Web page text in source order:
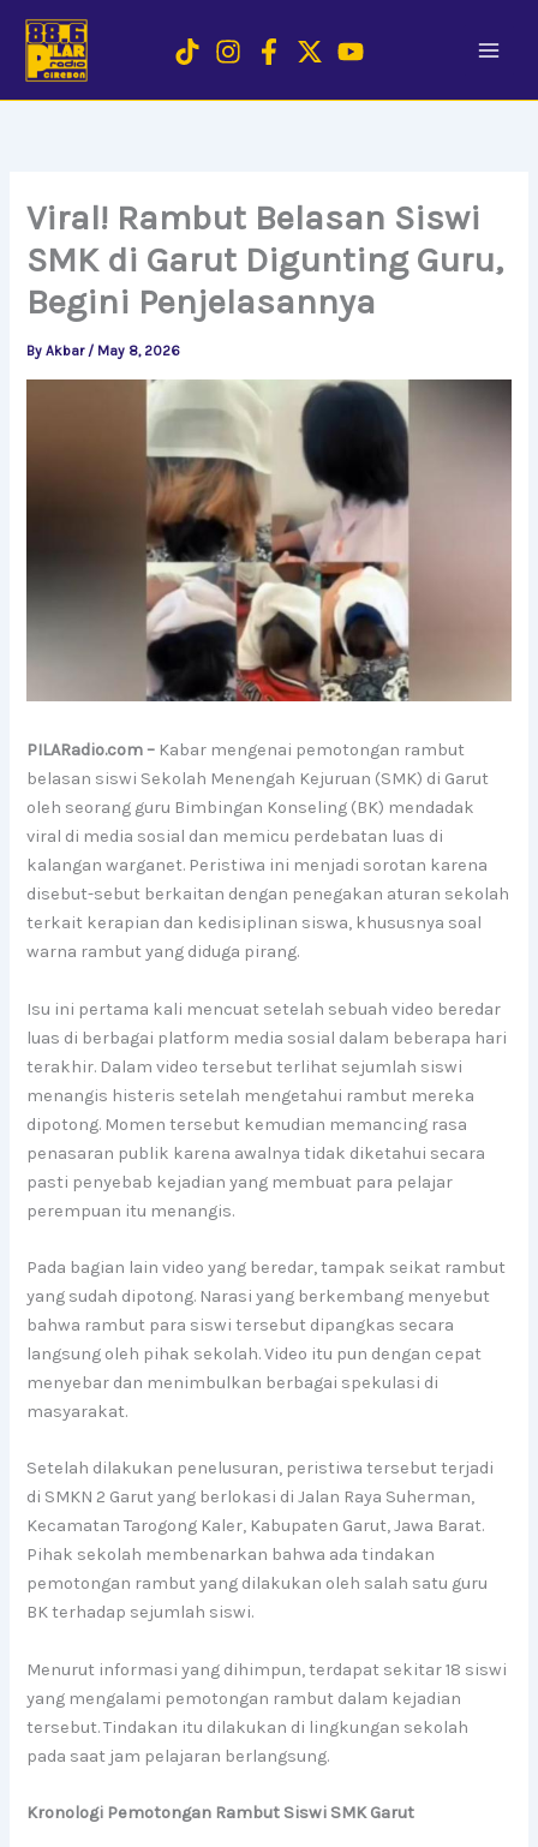
content
Viral! Rambut Belasan Siswi
SMK di Garut Digunting Guru,
Begini Penjelasannya
ByAkbar / May 8, 2026
PILARadio.com – Kabar mengenai pemotongan rambut
belasan siswi Sekolah Menengah Kejuruan (SMK) di Garut
oleh seorang guru Bimbingan Konseling (BK) mendadak
viral di media sosial dan memicu perdebatan luas di
kalangan warganet. Peristiwa ini menjadi sorotan karena
disebut-sebut berkaitan dengan penegakan aturan sekolah
terkait kerapian dan kedisiplinan siswa, khususnya soal
warna rambut yang diduga pirang.
Isu ini pertama kali mencuat setelah sebuah video beredar
luas di berbagai platform media sosial dalam beberapa hari
terakhir. Dalam video tersebut terlihat sejumlah siswi
menangis histeris setelah mengetahui rambut mereka
dipotong. Momen tersebut kemudian memancing rasa
penasaran publik karena awalnya tidak diketahui secara
pasti penyebab kejadian yang membuat para pelajar
perempuan itu menangis.
Pada bagian lain video yang beredar, tampak seikat rambut
yang sudah dipotong. Narasi yang berkembang menyebut
bahwa rambut para siswi tersebut dipangkas secara
langsung oleh pihak sekolah. Video itu pun dengan cepat
menyebar dan menimbulkan berbagai spekulasi di
masyarakat.
Setelah dilakukan penelusuran, peristiwa tersebut terjadi
di SMKN 2 Garut yang berlokasi di Jalan Raya Suherman,
Kecamatan Tarogong Kaler, Kabupaten Garut, Jawa Barat.
Pihak sekolah membenarkan bahwa ada tindakan
pemotongan rambut yang dilakukan oleh salah satu guru
BK terhadap sejumlah siswi.
Menurut informasi yang dihimpun, terdapat sekitar 18 siswi
yang mengalami pemotongan rambut dalam kejadian
tersebut. Tindakan itu dilakukan di lingkungan sekolah
pada saat jam pelajaran berlangsung.
Kronologi Pemotongan Rambut Siswi SMK Garut